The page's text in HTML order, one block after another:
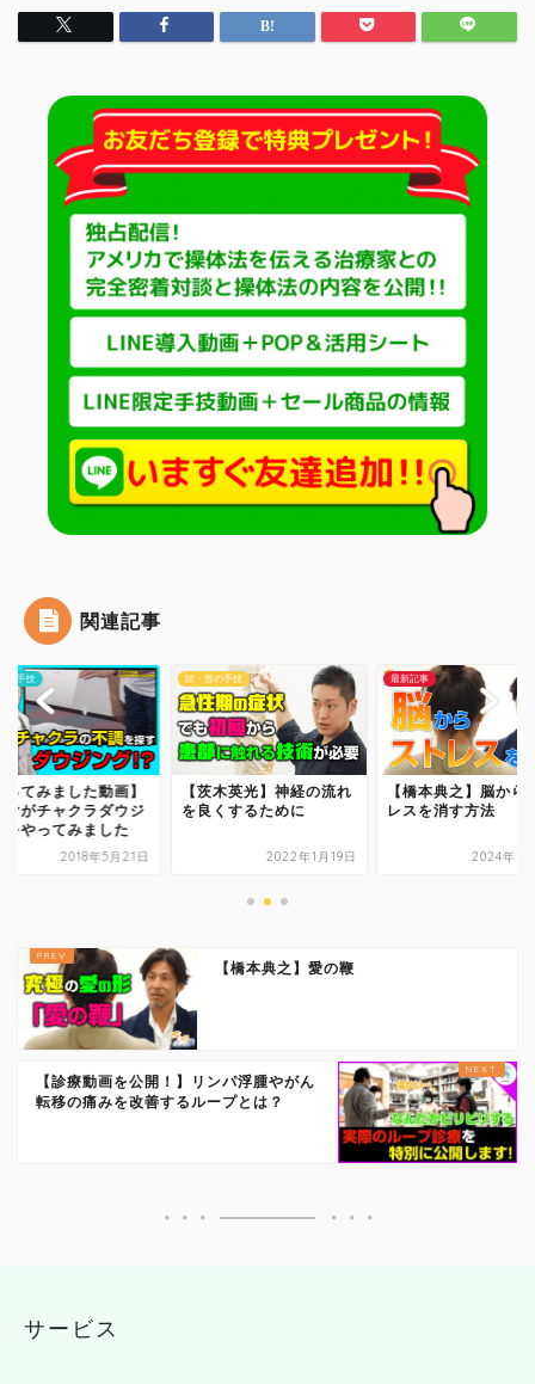
関連記事
の手技
ってみました動画】
ヤがチャクラダウジ
をやってみました
2018年5月21日
頭・首の手技
【茨木英光】神経の流れ
を良くするために
2022年1月19日
最新記事
【橋本典之】脳から
レスを消す方法
2024年7
【橋本典之】愛の鞭
【診療動画を公開！】リンパ浮腫やがん
転移の痛みを改善するループとは？
サービス
治療院物販
治療院で物販する
セラボイス
和の健康法
DVDショップ